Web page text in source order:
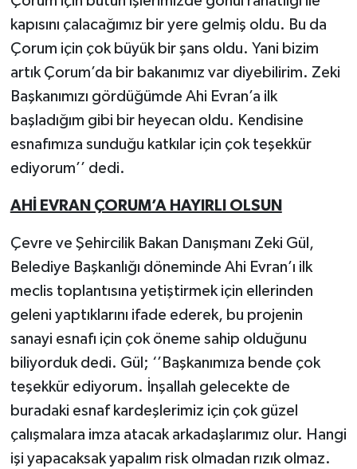
kapısını çalacağımız bir yere gelmiş oldu. Bu da
Çorum için çok büyük bir şans oldu. Yani bizim
artık Çorum’da bir bakanımız var diyebilirim. Zeki
Başkanımızı gördüğümde Ahi Evran’a ilk
başladığım gibi bir heyecan oldu. Kendisine
esnafımıza sunduğu katkılar için çok teşekkür
ediyorum’’ dedi.
AHİ EVRAN ÇORUM’A HAYIRLI OLSUN
Çevre ve Şehircilik Bakan Danışmanı Zeki Gül,
Belediye Başkanlığı döneminde Ahi Evran’ı ilk
meclis toplantısına yetiştirmek için ellerinden
geleni yaptıklarını ifade ederek, bu projenin
sanayi esnafı için çok öneme sahip olduğunu
biliyorduk dedi. Gül; ‘’Başkanımıza bende çok
teşekkür ediyorum. İnşallah gelecekte de
buradaki esnaf kardeşlerimiz için çok güzel
çalışmalara imza atacak arkadaşlarımız olur. Hangi
işi yapacaksak yapalım risk olmadan rızık olmaz.